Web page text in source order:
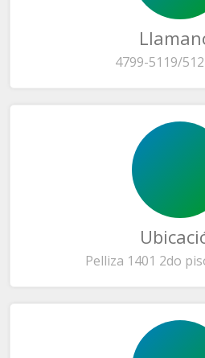
4799-5119/
Pelliza 1401 2do